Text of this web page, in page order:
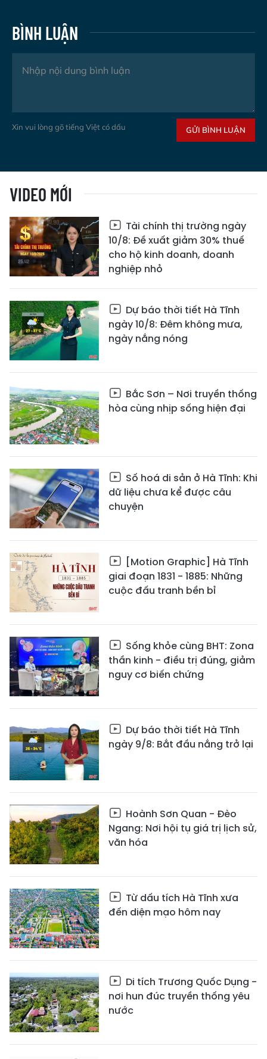
BÌNH LUẬN
Xin vui lòng gõ tiếng Việt có dấu GỬI BÌNH LUẬN
VIDEO MỚI
Tài chính thị trường ngày
10/8: Đề xuất giảm 30% thuế
cho hộ kinh doanh, doanh
nghiệp nhỏ
Dự báo thời tiết Hà Tĩnh
ngày 10/8: Đêm không mưa,
ngày nắng nóng
Bắc Sơn – Nơi truyền thống
hòa cùng nhịp sống hiện đại
Số hoá di sản ở Hà Tĩnh: Khi
dữ liệu chưa kể được câu
chuyện
[Motion Graphic] Hà Tĩnh
giai đoạn 1831 - 1885: Những
cuộc đấu tranh bền bỉ
Sống khỏe cùng BHT: Zona
thần kinh - điều trị đúng, giảm
nguy cơ biến chứng
Dự báo thời tiết Hà Tĩnh
ngày 9/8: Bắt đầu nắng trở lại
Hoành Sơn Quan - Đèo
Ngang: Nơi hội tụ giá trị lịch sử,
văn hóa
Từ dấu tích Hà Tĩnh xưa
đến diện mạo hôm nay
Di tích Trương Quốc Dụng -
nơi hun đúc truyền thống yêu
nước